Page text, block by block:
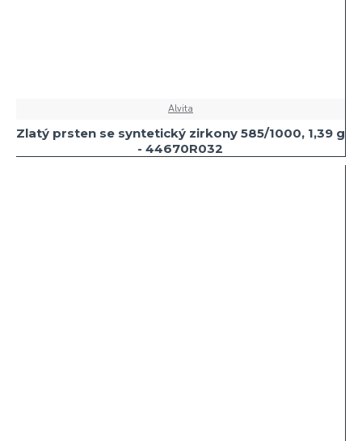
Alvita
Zlatý prsten se syntetický zirkony 585/1000, 1,39 g
- 44670R032